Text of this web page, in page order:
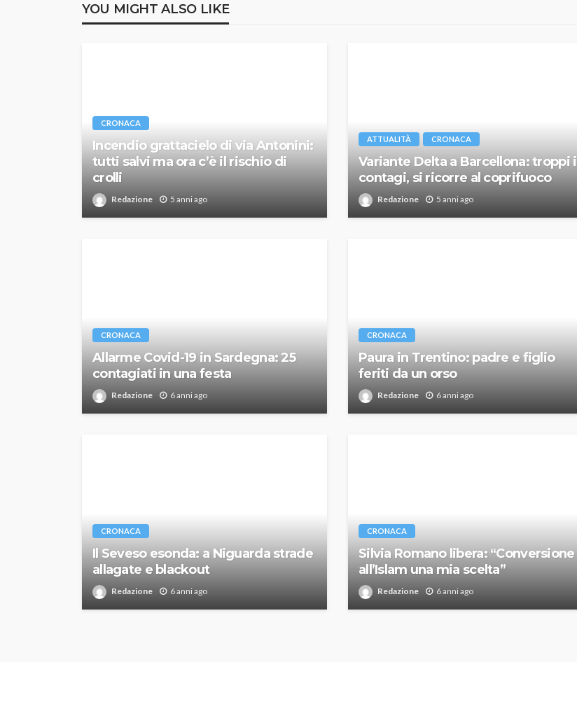
YOU MIGHT ALSO LIKE
CRONACA
Incendio grattacielo di via Antonini:
tutti salvi ma ora c’è il rischio di
crolli
Redazione 5 anni ago
ATTUALITÀ CRONACA
Variante Delta a Barcellona: troppi i
contagi, si ricorre al coprifuoco
Redazione 5 anni ago
CRONACA
Allarme Covid-19 in Sardegna: 25
contagiati in una festa
Redazione 6 anni ago
CRONACA
Paura in Trentino: padre e figlio
feriti da un orso
Redazione 6 anni ago
CRONACA
Il Seveso esonda: a Niguarda strade
allagate e blackout
Redazione 6 anni ago
CRONACA
Silvia Romano libera: “Conversione
all’Islam una mia scelta”
Redazione 6 anni ago